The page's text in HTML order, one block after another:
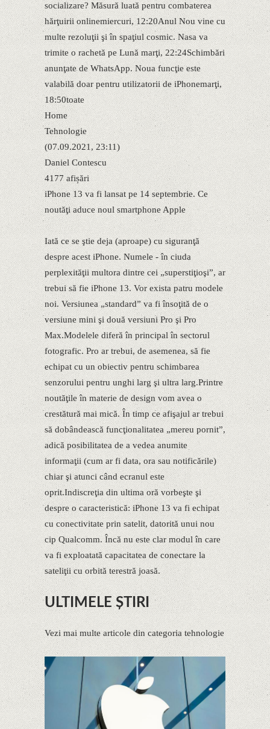
socializare? Măsură luată pentru combaterea
hărţuirii onlinemiercuri, 12:20Anul Nou vine cu
multe rezoluţii şi în spaţiul cosmic. Nasa va
trimite o rachetă pe Lună marţi, 22:24Schimbări
anunţate de WhatsApp. Noua funcţie este
valabilă doar pentru utilizatorii de iPhonemarţi,
18:50toate
Home
Tehnologie
(07.09.2021, 23:11)
Daniel Contescu
4177 afișări
iPhone 13 va fi lansat pe 14 septembrie. Ce
noutăţi aduce noul smartphone Apple
Iată ce se ştie deja (aproape) cu siguranţă
despre acest iPhone. Numele - în ciuda
perplexităţii multora dintre cei „superstiţioşi”, ar
trebui să fie iPhone 13. Vor exista patru modele
noi. Versiunea „standard” va fi însoţită de o
versiune mini şi două versiuni Pro şi Pro
Max.Modelele diferă în principal în sectorul
fotografic. Pro ar trebui, de asemenea, să fie
echipat cu un obiectiv pentru schimbarea
senzorului pentru unghi larg şi ultra larg.Printre
noutăţile în materie de design vom avea o
crestătură mai mică. În timp ce afişajul ar trebui
să dobândească funcţionalitatea „mereu pornit”,
adică posibilitatea de a vedea anumite
informaţii (cum ar fi data, ora sau notificările)
chiar şi atunci când ecranul este
oprit.Indiscreţia din ultima oră vorbeşte şi
despre o caracteristică: iPhone 13 va fi echipat
cu conectivitate prin satelit, datorită unui nou
cip Qualcomm. Încă nu este clar modul în care
va fi exploatată capacitatea de conectare la
sateliţii cu orbită terestră joasă.
ULTIMELE ȘTIRI
Vezi mai multe articole din categoria tehnologie